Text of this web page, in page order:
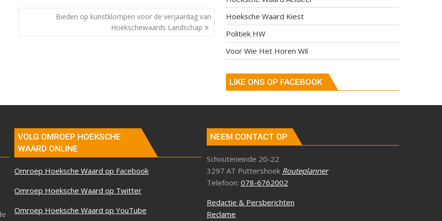
Bieden op kunstklompen voor de verjaardag van
Hoekschewaards Landschap
Hoeksche Waard Kiest
Politiek HW
Voor Wie Het Horen Wil
LIKE ONS OP FACEBOOK
VOLG OMROEP HOEKSCHE
WAARD ONLINE
Omroep Hoeksche Waard op Facebook
Omroep Hoeksche Waard op Twitter
Omroep Hoeksche Waard op YouTube
NEEM CONTACT OP
Schouteneinde 20-22
3297 AT Puttershoek Routeplanner
Telefoon: 078-6762002
Redactie & Persberichten
Reclame